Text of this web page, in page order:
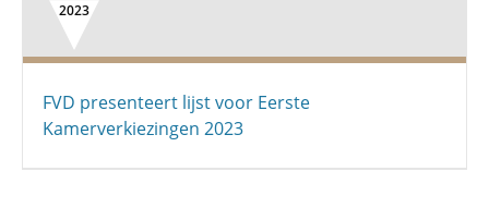
2023
FVD presenteert lijst voor Eerste
Kamerverkiezingen 2023